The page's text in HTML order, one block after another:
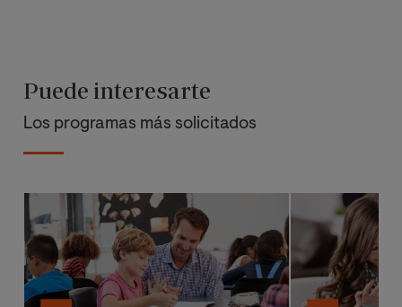
Puede interesarte
Los programas más solicitados